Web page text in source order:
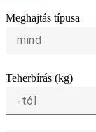
Meghajtás típusa
mind
Teherbírás (kg)
-tól